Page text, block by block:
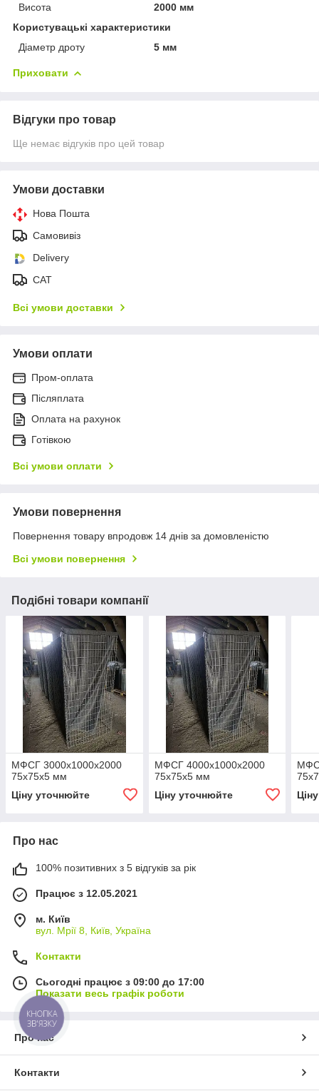
Висота
2000 мм
Користувацькі характеристики
Діаметр дроту
5 мм
Приховати
Відгуки про товар
Ще немає відгуків про цей товар
Умови доставки
Нова Пошта
Самовивіз
Delivery
САТ
Всі умови доставки
Умови оплати
Пром-оплата
Післяплата
Оплата на рахунок
Готівкою
Всі умови оплати
Умови повернення
Повернення товару впродовж 14 днів за домовленістю
Всі умови повернення
Подібні товари компанії
МФСГ 3000х1000х2000
75х75х5 мм
Ціну уточнюйте
МФСГ 4000х1000х2000
75х75х5 мм
Ціну уточнюйте
Про нас
100% позитивних з 5 відгуків за рік
Працює з 12.05.2021
м. Київ
вул. Мрії 8, Київ, Україна
Контакти
Сьогодні працює з 09:00 до 17:00
Показати весь графік роботи
Про нас
Контакти
КНОПКА
ЗВ'ЯЗКУ